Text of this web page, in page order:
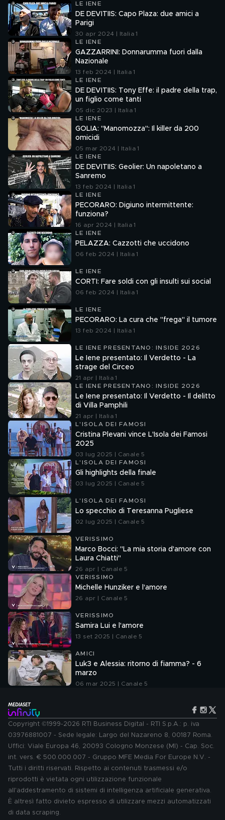
LE IENE
DE DEVITIIS: Capo Plaza: due amici a
Parigi
30 apr 2024 | Italia 1
LE IENE
GAZZARRINI: Donnarumma fuori dalla
Nazionale
13 feb 2024 | Italia 1
LE IENE
DE DEVITIIS: Tony Effe: il padre della trap,
un figlio come tanti
05 dic 2023 | Italia 1
LE IENE
GOLIA: "Manomozza": Il killer da 200
omicidi
05 mar 2024 | Italia 1
LE IENE
DE DEVITIIS: Geolier: Un napoletano a
Sanremo
13 feb 2024 | Italia 1
LE IENE
PECORARO: Digiuno intermittente:
funziona?
16 apr 2024 | Italia 1
LE IENE
PELAZZA: Cazzotti che uccidono
06 feb 2024 | Italia 1
LE IENE
CORTI: Fare soldi con gli insulti sui social
06 feb 2024 | Italia 1
LE IENE
PECORARO: La cura che "frega" il tumore
13 feb 2024 | Italia 1
LE IENE PRESENTANO: INSIDE 2026
Le Iene presentato: Il Verdetto - La
strage del Circeo
21 apr | Italia 1
LE IENE PRESENTANO: INSIDE 2026
Le Iene presentato: Il Verdetto - Il delitto
di Villa Pamphili
21 apr | Italia 1
L'ISOLA DEI FAMOSI
Cristina Plevani vince L'Isola dei Famosi
2025
03 lug 2025 | Canale 5
L'ISOLA DEI FAMOSI
Gli highlights della finale
03 lug 2025 | Canale 5
L'ISOLA DEI FAMOSI
Lo specchio di Teresanna Pugliese
02 lug 2025 | Canale 5
VERISSIMO
Marco Bocci: "La mia storia d'amore con
Laura Chiatti"
26 apr | Canale 5
VERISSIMO
Michelle Hunziker e l'amore
26 apr | Canale 5
VERISSIMO
Samira Lui e l'amore
13 set 2025 | Canale 5
AMICI
Luk3 e Alessia: ritorno di fiamma? - 6
marzo
06 mar 2025 | Canale 5
Copyright ©1999-2026 RTI Business Digital - RTI S.p.A.: p. iva
03976881007 - Sede legale: Largo del Nazareno 8, 00187 Roma.
Uffici: Viale Europa 46, 20093 Cologno Monzese (MI) - Cap. Soc.
int. vers. € 500.000.007 - Gruppo MFE Media For Europe N.V. -
Tutti i diritti riservati. Rispetto ai contenuti trasmessi e/o
riprodotti è vietata ogni utilizzazione funzionale
all'addestramento di sistemi di intelligenza artificiale generativa.
È altresì fatto divieto espresso di utilizzare mezzi automatizzati
di data scraping.